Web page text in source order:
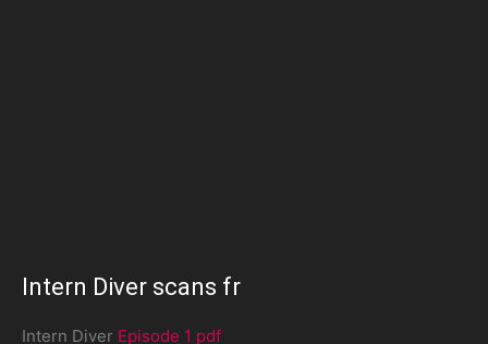
Intern Diver scans fr
Intern Diver Episode 1 pdf